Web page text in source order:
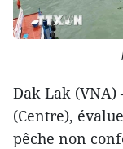
Dak Lak (VNA)
(Centre),
pêche non